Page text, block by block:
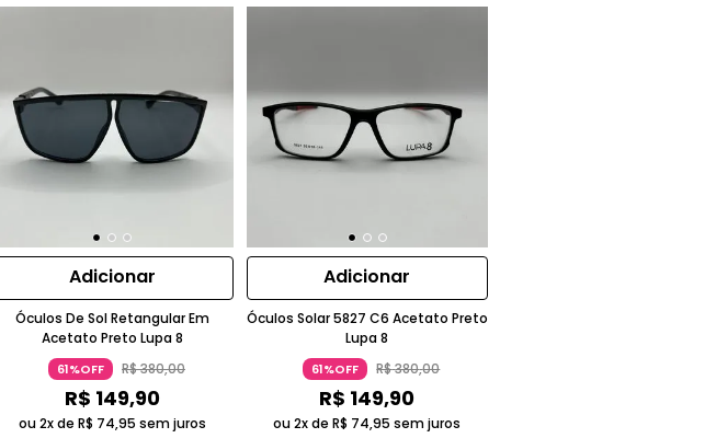
Adicionar
Óculos De Sol Retangular Em
Acetato Preto Lupa 8
61%OFF R$380,00
R$ 149,90
ou 2x de R$ 74,95 sem juros
Adicionar
Óculos Solar 5827 C6 Acetato Preto
Lupa 8
61%OFF R$380,00
R$ 149,90
ou 2x deR$ 74,95 sem juros